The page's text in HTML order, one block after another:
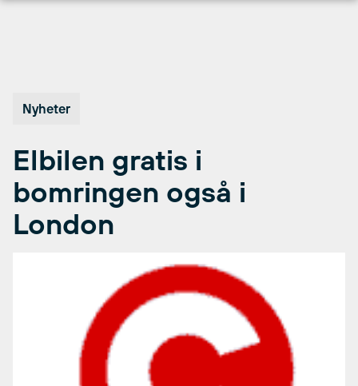
Nyheter
Elbilen gratis i
bomringen også i
London